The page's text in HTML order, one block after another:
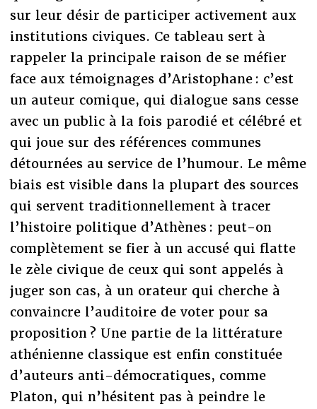
sur leur désir de participer activement aux
institutions civiques. Ce tableau sert à
rappeler la principale raison de se méfier
face aux témoignages d’Aristophane : c’est
un auteur comique, qui dialogue sans cesse
avec un public à la fois parodié et célébré et
qui joue sur des références communes
détournées au service de l’humour. Le même
biais est visible dans la plupart des sources
qui servent traditionnellement à tracer
l’histoire politique d’Athènes : peut-on
complètement se fier à un accusé qui flatte
le zèle civique de ceux qui sont appelés à
juger son cas, à un orateur qui cherche à
convaincre l’auditoire de voter pour sa
proposition ? Une partie de la littérature
athénienne classique est enfin constituée
d’auteurs anti-démocratiques, comme
Platon, qui n’hésitent pas à peindre le